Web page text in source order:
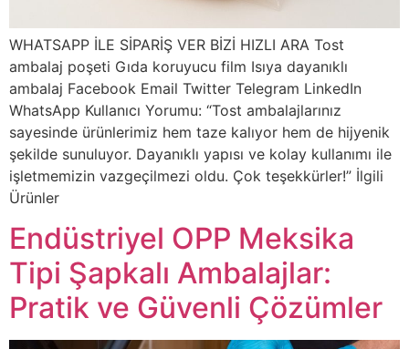
WHATSAPP İLE SİPARİŞ VER BİZİ HIZLI ARA Tost
ambalaj poşeti Gıda koruyucu film Isıya dayanıklı
ambalaj Facebook Email Twitter Telegram LinkedIn
WhatsApp Kullanıcı Yorumu: “Tost ambalajlarınız
sayesinde ürünlerimiz hem taze kalıyor hem de hijyenik
şekilde sunuluyor. Dayanıklı yapısı ve kolay kullanımı ile
işletmemizin vazgeçilmezi oldu. Çok teşekkürler!” İlgili
Ürünler
Endüstriyel OPP Meksika
Tipi Şapkalı Ambalajlar:
Pratik ve Güvenli Çözümler